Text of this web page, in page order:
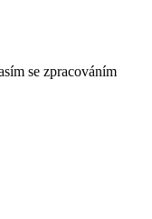
se zpracováním